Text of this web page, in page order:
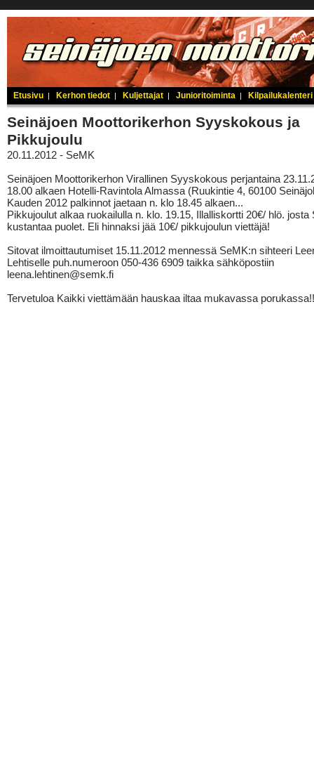
Etusivu | Kerhon tiedot | Kuljettajat | Junioritoiminta | Kilpailukalenteri
Seinäjoen Moottorikerhon Syyskokous ja
Pikkujoulu
20.11.2012 - SeMK
Seinäjoen Moottorikerhon Virallinen Syyskokous perjantaina
18.00 alkaen Hotelli-Ravintola Almassa (Ruukintie 4, 60100
Kauden 2012 palkinnot jaetaan n. klo 18.45 alkaen...
Pikkujoulut alkaa ruokailulla n. klo. 19.15, Illalliskortti 20€/ hlö. josta
kustantaa puolet. Eli hinnaksi jää 10€/ pikkujoulun viettäjä!
Sitovat ilmoittautumiset 15.11.2012 mennessä SeMK:n sihteeri
Lehtiselle puh.numeroon 050-436 6909 taikka sähköpostiin
leena.lehtinen@semk.fi
Tervetuloa Kaikki viettämään hauskaa iltaa mukavassa